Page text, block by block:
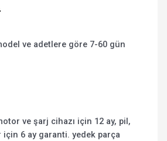
ve adetlere göre 7-60 gün
ve şarj cihazı için 12 ay, pil,
için 6 ay garanti. yedek parça